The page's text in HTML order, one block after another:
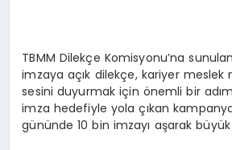
TBMM Dilekçe Komisyonu’na
imzaya açık dilekçe, kariyer meslek
sesini duyurmak için önemli bir
imza hedefiyle yola çıkan
gününde 10 bin imzayı aşarak